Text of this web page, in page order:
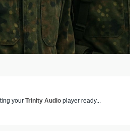
your Trinity Audioplayer ready...